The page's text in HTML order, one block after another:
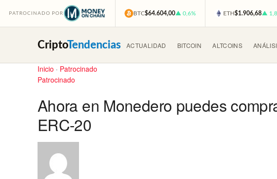
PATROCINADO POR BTC$64.604,00▲ 0,6% ETH$1.906,68▲
CriptoTendencias ACTUALIDAD BITCOIN ALTCOINS
Inicio · Patrocinado
Patrocinado
Ahora en Monedero puedes
ERC-20